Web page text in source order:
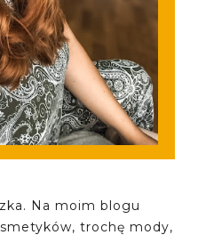
Na moim blogu
trochę mody,